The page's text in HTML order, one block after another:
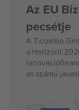
Az EU
pecsétje
A Ticombo
a Horizont
as számú